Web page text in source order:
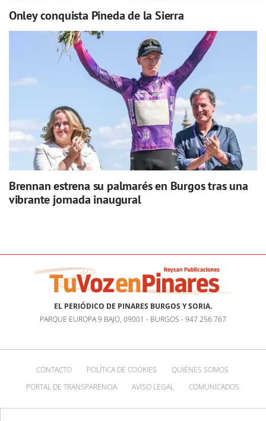
Onley conquista Pineda de la Sierra
Brennan estrena su palmarés en Burgos tras una
vibrante jornada inaugural
EL PERIÓDICO DE PINARES BURGOS Y SORIA.
PARQUE EUROPA 9 BAJO, 09001 - BURGOS - 947 256 767
CONTACTO POLÍTICA DE COOKIES
QUIÉNES SOMOS
PORTAL DE TRANSPARENCIA
AVISO LEGAL COMUNICADOS